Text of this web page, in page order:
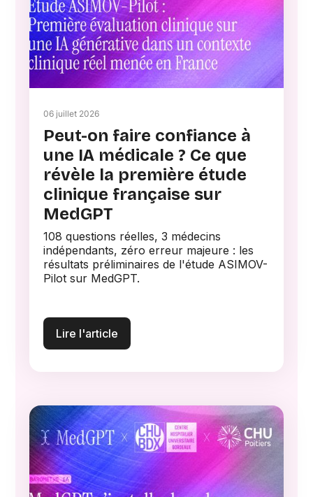
06 juillet 2026
Peut-on faire confiance à
une IA médicale ? Ce que
révèle la première étude
clinique française sur
MedGPT
108 questions réelles, 3 médecins
indépendants, zéro erreur majeure : les
résultats préliminaires de l'étude ASIMOV-
Pilot sur MedGPT.
Lire l'article